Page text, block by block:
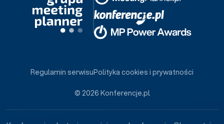
© 2026 Konferencje.pl
Regulamin serwisuPolityka cookies i prywatności